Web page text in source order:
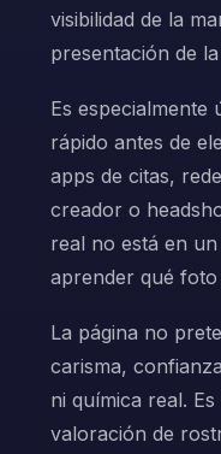
visibilidad de la
presentación de
Es especialmente
rápido antes de
apps de citas,
creador o
real no está en
aprender qué
La página no
carisma,
ni química real.
valoración de